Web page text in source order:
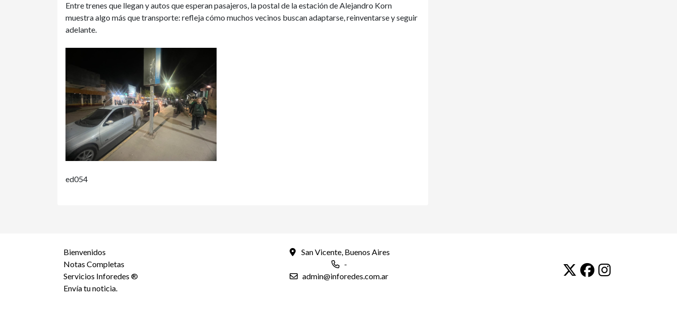
Entre trenes que llegan y autos que esperan pasajeros, la postal de la estación de Alejandro Korn
muestra algo más que transporte: refleja cómo muchos vecinos buscan adaptarse, reinventarse y seguir
adelante.
ed054
Bienvenidos
Notas Completas
Servicios Inforedes ®
Envía tu noticia.
San Vicente, Buenos Aires
-
admin@inforedes.com.ar